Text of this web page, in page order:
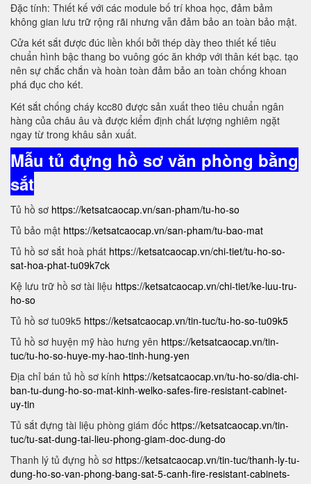
Đặc tính: Thiết kế với các module bố trí khoa học, đảm bảm
không gian lưu trữ rộng rãi nhưng vẫn đảm bảo an toàn bảo mật.
Cửa két sắt được đúc liền khối bởi thép dày theo thiết kế tiêu
chuẩn hình bậc thang bo vuông góc ăn khớp với thân két bạc. tạo
nên sự chắc chắn và hoàn toàn đảm bảo an toàn chống khoan
phá đục cho két.
Két sắt chống cháy kcc80 được sản xuất theo tiêu chuẩn ngân
hàng của châu âu và được kiểm định chất lượng nghiêm ngặt
ngay từ trong khâu sản xuất.
Mẫu tủ đựng hồ sơ văn phòng bằng
sắt
Tủ hồ sơ https://ketsatcaocap.vn/san-pham/tu-ho-so
Tủ bảo mật https://ketsatcaocap.vn/san-pham/tu-bao-mat
Tủ hồ sơ sắt hoà phát https://ketsatcaocap.vn/chi-tiet/tu-ho-so-
sat-hoa-phat-tu09k7ck
Kệ lưu trữ hồ sơ tài liệu https://ketsatcaocap.vn/chi-tiet/ke-luu-tru-
ho-so
Tủ hồ sơ tu09k5 https://ketsatcaocap.vn/tin-tuc/tu-ho-so-tu09k5
Tủ hồ sơ huyện mỹ hào hưng yên https://ketsatcaocap.vn/tin-
tuc/tu-ho-so-huye-my-hao-tinh-hung-yen
Địa chỉ bán tủ hồ sơ kính https://ketsatcaocap.vn/tu-ho-so/dia-chi-
ban-tu-dung-ho-so-mat-kinh-welko-safes-fire-resistant-cabinet-
uy-tin
Tủ sắt đựng tài liệu phòng giám đốc https://ketsatcaocap.vn/tin-
tuc/tu-sat-dung-tai-lieu-phong-giam-doc-dung-do
Thanh lý tủ đựng hồ sơ https://ketsatcaocap.vn/tin-tuc/thanh-ly-tu-
dung-ho-so-van-phong-bang-sat-5-canh-fire-resistant-cabinets-